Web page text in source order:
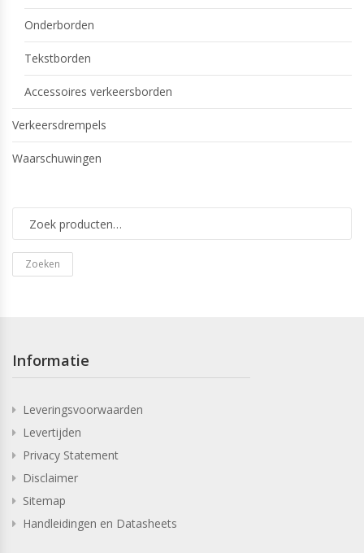
Onderborden
Tekstborden
Accessoires verkeersborden
Verkeersdrempels
Waarschuwingen
Zoeken
Informatie
Leveringsvoorwaarden
Levertijden
Privacy Statement
Disclaimer
Sitemap
Handleidingen en Datasheets